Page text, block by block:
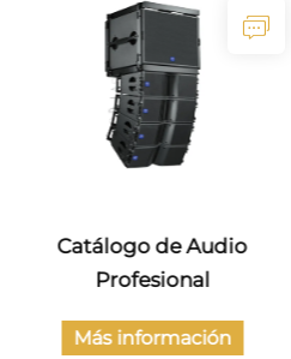
Catálogo de Audio
Profesional
Más información